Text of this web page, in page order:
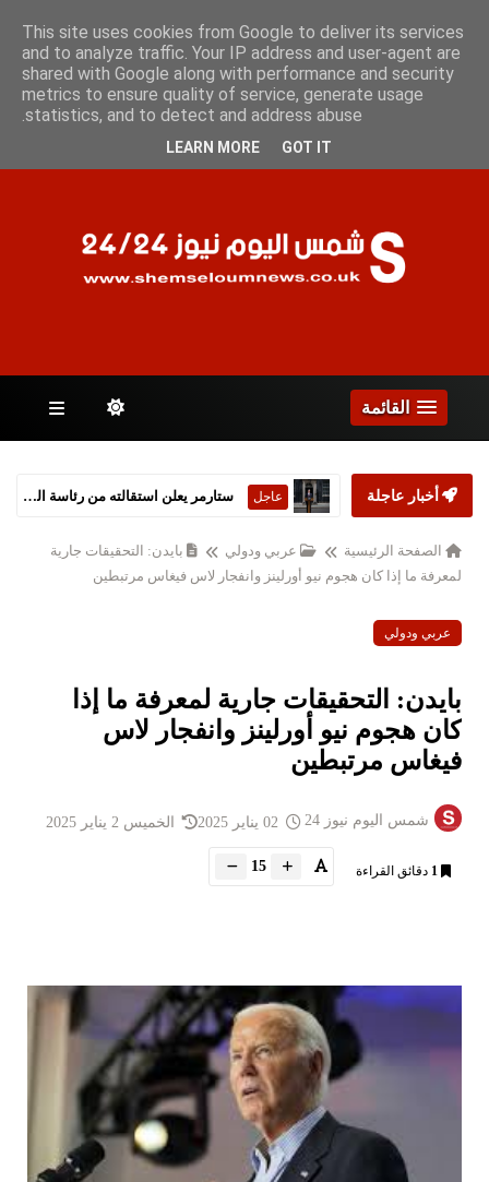
السبت 8 أغسطس 2026
الصفحات
القائمة
أخبار عاجلة عاجل ستارمر يعلن استقالته من رئاسة الحكومة البريطانية
الصفحة الرئيسية عربي ودولي
بايدن: التحقيقات جارية
لمعرفة ما إذا كان هجوم نيو أورلينز وانفجار لاس فيغاس مرتبطين
عربي ودولي
بايدن: التحقيقات جارية لمعرفة ما إذا
كان هجوم نيو أورلينز وانفجار لاس
فيغاس مرتبطين
شمس اليوم نيوز 24 الخميس 2 يناير 2025
1 دقائق القراءة 15
This site uses cookies from Google to deliver its services
and to analyze traffic. Your IP address and user-agent are
shared with Google along with performance and security
metrics to ensure quality of service, generate usage
statistics, and to detect and address abuse.
LEARN MORE GOT IT